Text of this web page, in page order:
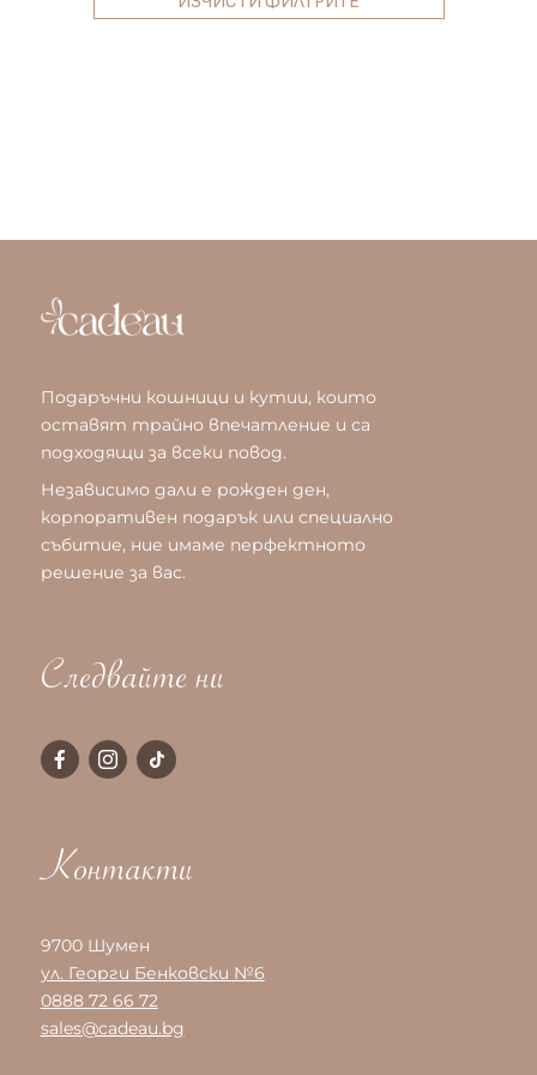
Подаръчни кошници и кутии, които
оставят трайно впечатление и са
подходящи за всеки повод.
Независимо дали е рожден ден,
корпоративен подарък или специално
събитие, ние имаме перфектното
решение за вас.
Следвайте ни
Контакти
9700 Шумен
ул. Георги Бенковски №6
0888 72 66 72
sales@cadeau.bg